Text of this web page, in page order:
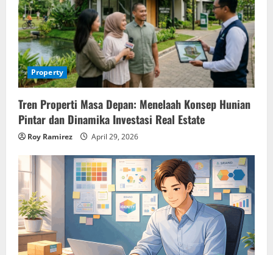
Property
Tren Properti Masa Depan: Menelaah Konsep Hunian
Pintar dan Dinamika Investasi Real Estate
Roy Ramirez April 29, 2026